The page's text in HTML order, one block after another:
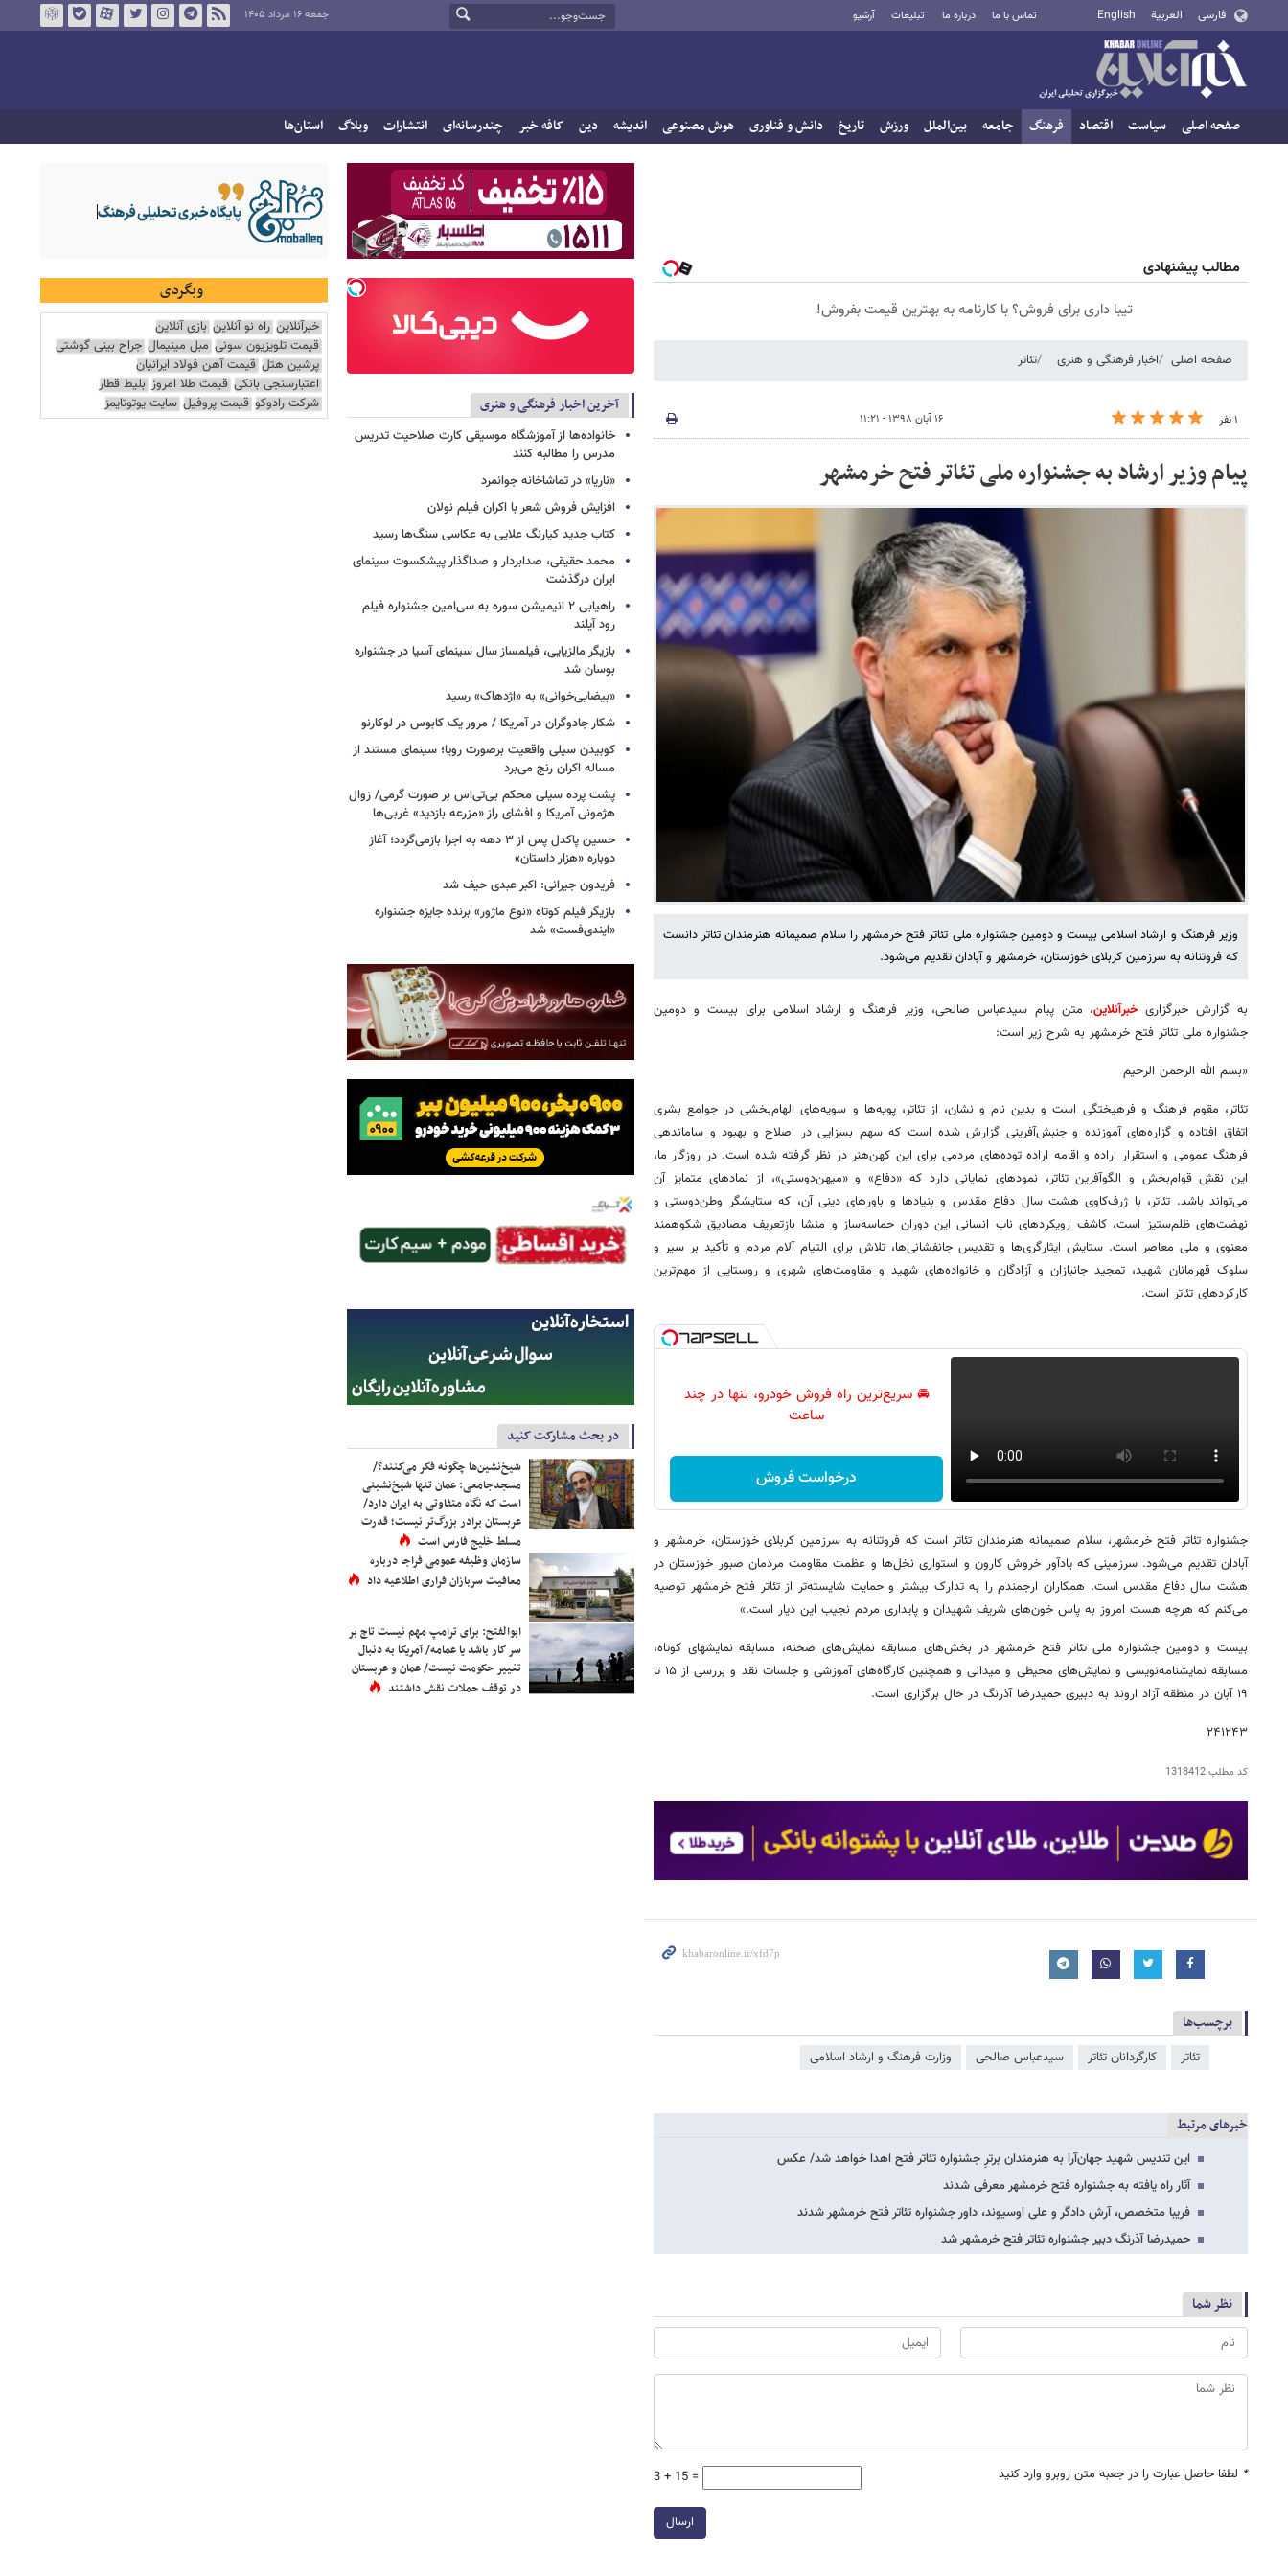
فارسی العربية English تماس با ما درباره ما تبلیغات آرشیو جمعه ۱۶ مرداد ۱۴۰۵
صفحه اصلی سیاست اقتصاد فرهنگ جامعه بین‌الملل ورزش تاریخ دانش و فناوری هوش مصنوعی اندیشه دین کافه خبر چندرسانه‌ای انتشارات وبلاگ استان‌ها
مطالب پیشنهادی
تیبا داری برای فروش؟ با کارنامه به بهترین قیمت بفروش!
صفحه اصلی اخبار فرهنگی و هنری تئاتر
۱ نفر ۱۶ آبان ۱۳۹۸ - ۱۱:۲۱
پیام وزیر ارشاد به جشنواره ملی تئاتر فتح خرمشهر
وزیر فرهنگ و ارشاد اسلامی بیست و دومین جشنواره ملی تئاتر فتح خرمشهر را سلام صمیمانه هنرمندان تئاتر دانست
که فروتنانه به سرزمین کربلای خوزستان، خرمشهر و آبادان تقدیم می‌شود.
به گزارش خبرگزاریخبرآنلاین، متن پیام سیدعباس صالحی، وزیر فرهنگ و ارشاد اسلامی برای بیست و دومین
جشنواره ملی تئاتر فتح خرمشهر به شرح زیر است:
«بسم الله الرحمن الرحیم
تئاتر، مقوم فرهنگ و فرهیختگی است و بدین نام و نشان، از تئاتر، پویه‌ها و سویه‌های الهام‌بخشی در جوامع بشری
اتفاق افتاده و گزاره‌های آموزنده و جنبش‌آفرینی گزارش شده است که سهم بسزایی در اصلاح و بهبود و ساماندهی
فرهنگ عمومی و استقرار اراده و اقامه اراده توده‌های مردمی برای این کهن‌هنر در نظر گرفته شده است. در روزگار ما،
این نقش قوام‌بخش و الگوآفرین تئاتر، نمودهای نمایانی دارد که «دفاع» و «میهن‌دوستی»، از نمادهای متمایز آن
می‌تواند باشد. تئاتر، با ژرف‌کاوی هشت سال دفاع مقدس و بنیادها و باورهای دینی آن، که ستایشگر وطن‌دوستی و
نهضت‌های ظلم‌ستیز است، کاشف رویکردهای ناب انسانی این دوران حماسه‌ساز و منشا بازتعریف مصادیق شکوهمند
معنوی و ملی معاصر است. ستایش ایثارگری‌ها و تقدیس جانفشانی‌ها، تلاش برای التیام آلام مردم و تأکید بر سیر و
سلوک قهرمانان شهید، تمجید جانبازان و آزادگان و خانواده‌های شهید و مقاومت‌های شهری و روستایی از مهم‌ترین
کارکردهای تئاتر است.
🚘 سریع‌ترین راه فروش خودرو، تنها در چند
ساعت
درخواست فروش
جشنواره تئاتر فتح خرمشهر، سلام صمیمانه هنرمندان تئاتر است که فروتنانه به سرزمین کربلای خوزستان، خرمشهر و
آبادان تقدیم می‌شود. سرزمینی که یادآور خروش کارون و استواری نخل‌ها و عظمت مقاومت مردمان صبور خوزستان در
هشت سال دفاع مقدس است. همکاران ارجمندم را به تدارک بیشتر و حمایت شایسته‌تر از تئاتر فتح خرمشهر توصیه
می‌کنم که هرچه هست امروز به پاس خون‌های شریف شهیدان و پایداری مردم نجیب این دیار است.»
بیست و دومین جشنواره ملی تئاتر فتح خرمشهر در بخش‌های مسابقه نمایش‌های صحنه، مسابقه نمایش‎های کوتاه،
مسابقه نمایشنامه‌نویسی و نمایش‌های محیطی و میدانی و همچنین کارگاه‌های آموزشی و جلسات نقد و بررسی از ۱۵ تا
۱۹ آبان‌ در منطقه آزاد اروند به دبیری حمیدرضا آذرنگ در حال برگزاری است.
۲۴۱۲۴۳
کد مطلب1318412
برچسب‌ها
تئاتر کارگردانان تئاتر سیدعباس صالحی وزارت فرهنگ و ارشاد اسلامی
خبرهای مرتبط
این تندیس شهید جهان‌آرا به هنرمندان برترِ جشنواره تئاتر فتح اهدا خواهد شد/ عکس
آثار راه یافته به جشنواره فتح خرمشهر معرفی شدند
فریبا متخصص، آرش دادگر و علی‌ اوسیوند، داور جشنواره تئاتر فتح خرمشهر شدند
حمیدرضا آذرنگ دبیر جشنواره تئاتر فتح خرمشهر شد
نظر شما
* لطفا حاصل عبارت را در جعبه متن روبرو وارد کنید 3 + 15 =
ارسال
آخرین اخبار فرهنگی و هنری
خانواده‌ها از آموزشگاه موسیقی کارت صلاحیت تدریس
مدرس را مطالبه کنند
«ناریا» در تماشاخانه جوانمرد
افزایش فروش شعر با اکران فیلم نولان
کتاب جدید کیارنگ علایی به عکاسی سنگ‌ها رسید
محمد حقیقی، صدابردار و صداگذار پیشکسوت سینمای
ایران درگذشت
راهیابی ۲ انیمیشن سوره به سی‌امین جشنواره فیلم
رود آیلند
بازیگر مالزیایی، فیلمساز سال سینمای آسیا در جشنواره
بوسان شد
«بیضایی‌خوانی» به «اژدهاک» رسید
شکار جادوگران در آمریکا / مرور یک کابوس در لوکارنو
کوبیدن سیلی واقعیت برصورت رویا؛ سینمای مستند از
مساله اکران رنج می‌برد
پشت پرده سیلی محکم بی‌تی‌اس بر صورت گرمی/ زوال
هژمونی آمریکا و افشای راز «مزرعه بازدید» غربی‌ها
حسین پاکدل پس از ۳ دهه به اجرا بازمی‌گردد؛ آغاز
دوباره «هزار داستان»
فریدون جیرانی: اکبر عبدی حیف شد
بازیگر فیلم کوتاه «نوع ماژور» برنده جایزه جشنواره
«ایندی‌فست» شد
در بحث مشارکت کنید
شیخ‌نشین‌ها چگونه فکر می‌کنند؟/
مسجدجامعی: عمان تنها شیخ‌نشینی
است که نگاه متفاوتی به ایران دارد/
عربستان برادر بزرگ‌تر نیست؛ قدرت
مسلط خلیج فارس است
سازمان وظیفه عمومی فراجا درباره
معافیت سربازان فراری اطلاعیه داد
ابوالفتح: برای ترامپ مهم نیست تاج بر
سر کار باشد یا عمامه/ آمریکا به دنبال
تغییر حکومت نیست/ عمان و عربستان
در توقف حملات نقش داشتند
وبگردی
خبرآنلاین راه نو آنلاین بازی آنلاین
قیمت تلویزیون سونی مبل مینیمال جراح بینی گوشتی
پرشین هتل قیمت آهن فولاد ایرانیان
اعتبارسنجی بانکی قیمت طلا امروز بلیط قطار
شرکت رادوکو قیمت پروفیل سایت یوتوتایمز